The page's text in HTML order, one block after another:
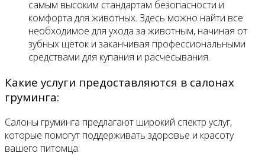
самым высоким стандартам безопасности и
комфорта для животных. Здесь можно найти все
необходимое для ухода за животным, начиная от
зубных щеток и заканчивая профессиональными
средствами для купания и расчесывания.
Какие услуги предоставляются в салонах
груминга:
Салоны груминга предлагают широкий спектр услуг,
которые помогут поддерживать здоровье и красоту
вашего питомца: